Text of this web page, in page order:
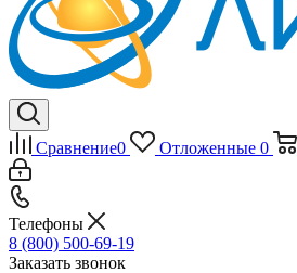
Сравнение0 Отложенные 0
Телефоны
8 (800) 500-69-19
Заказать звонок